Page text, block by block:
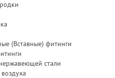
(Вставные) фитинги
стали